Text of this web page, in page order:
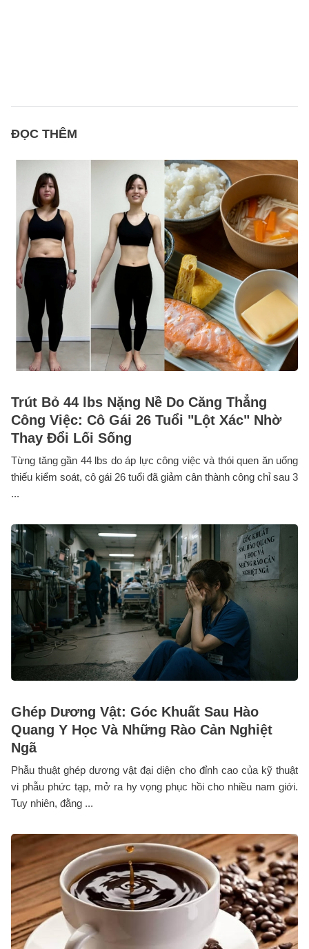
ĐỌC THÊM
Trút Bỏ 44 lbs Nặng Nề Do Căng Thẳng
Công Việc: Cô Gái 26 Tuổi "Lột Xác" Nhờ
Thay Đổi Lối Sống
Từng tăng gần 44 lbs do áp lực công việc và thói quen ăn uống
thiếu kiểm soát, cô gái 26 tuổi đã giảm cân thành công chỉ sau 3
...
Ghép Dương Vật: Góc Khuất Sau Hào
Quang Y Học Và Những Rào Cản Nghiệt
Ngã
Phẫu thuật ghép dương vật đại diện cho đỉnh cao của kỹ thuật
vi phẫu phức tạp, mở ra hy vọng phục hồi cho nhiều nam giới.
Tuy nhiên, đằng ...